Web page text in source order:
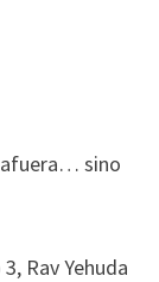
afuera… sino
Rav Yehuda